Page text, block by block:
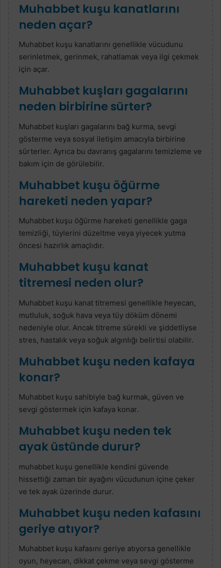
Muhabbet kuşu kanatlarını
neden açar?
Muhabbet kuşu kanatlarını genellikle vücudunu
serinletmek, gerinmek, rahatlamak veya ilgi çekmek
için açar.
Muhabbet kuşları gagalarını
neden birbirine sürter?
Muhabbet kuşları gagalarını bağ kurma, sevgi
gösterme veya sosyal iletişim amacıyla birbirine
sürterler. Ayrıca bu davranış gagalarını temizleme ve
bakım için de görülebilir.
Muhabbet kuşu öğürme
hareketi neden yapar?
Muhabbet kuşu öğürme hareketi genellikle gaga
temizliği, tüylerini düzeltme veya yiyecek yutma
öncesi hazırlık amaçlıdır.
Muhabbet kuşu kanat
titremesi neden olur?
Muhabbet kuşu kanat titremesi genellikle heyecan,
mutluluk, soğuk hava veya tüy döküm dönemi
nedeniyle olur. Ancak titreme sürekli ve şiddetliyse
stres, hastalık veya soğuk algınlığı belirtisi olabilir.
Muhabbet kuşu neden kafaya
konar?
Muhabbet kuşu sahibiyle bağ kurmak, güven ve
sevgi göstermek için kafaya konar.
Muhabbet kuşu neden tek
ayak üstünde durur?
muhabbet kuşu genellikle kendini güvende
hissettiği zaman bir ayağını vücudunun içine çeker
ve tek ayak üzerinde durur.
Muhabbet kuşu neden kafasını
geriye atıyor?
Muhabbet kuşu kafasını geriye atıyorsa genellikle
oyun, heyecan, dikkat çekme veya sevgi gösterme